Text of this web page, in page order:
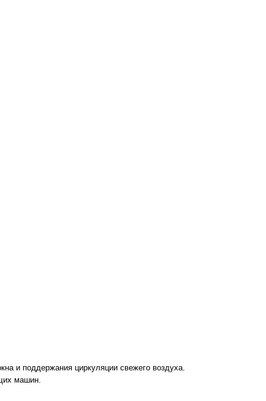
и поддержания циркуляции свежего воздуха.
машин.